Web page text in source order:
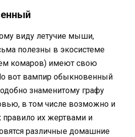
виду летучие мыши,
полезны в экосистеме
комаров) имеют свою
вот вампир обыкновенный
знаменитому графу
в том числе возможно и
правило их жертвами и
различные домашние